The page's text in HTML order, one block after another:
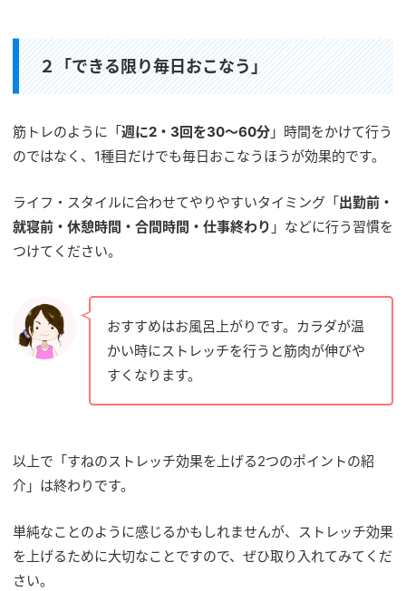
２「できる限り毎日おこなう」
筋トレのように「 週に2・3回を30〜60分 」時間をかけて行う
のではなく、1種目だけでも毎日おこなうほうが効果的です。
ライフ・スタイルに合わせてやりやすいタイミング「 出勤前・
就寝前・休憩時間・合間時間・仕事終わり 」などに行う習慣を
つけてください。
おすすめはお風呂上がりです。カラダが温
かい時にストレッチを行うと筋肉が伸びや
すくなります。
以上で「すねのストレッチ効果を上げる2つのポイントの紹
介」は終わりです。
単純なことのように感じるかもしれませんが、ストレッチ効果
を上げるために大切なことですので、ぜひ取り入れてみてくだ
さい。